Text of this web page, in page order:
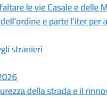
le vie Casale e delle
e parte l’iter
stranieri
della strada e il